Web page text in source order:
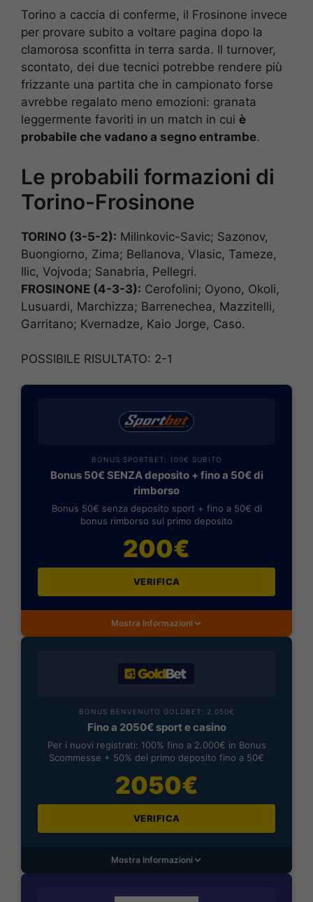
Torino a caccia di conferme, il Frosinone invece
per provare subito a voltare pagina dopo la
clamorosa sconfitta in terra sarda. Il turnover,
scontato, dei due tecnici potrebbe rendere più
frizzante una partita che in campionato forse
avrebbe regalato meno emozioni: granata
leggermente favoriti in un match in cui è
probabile che vadano a segno entrambe.
Le probabili formazioni di
Torino-Frosinone
TORINO (3-5-2): Milinkovic-Savic; Sazonov,
Buongiorno, Zima; Bellanova, Vlasic, Tameze,
Ilic, Vojvoda; Sanabria, Pellegri.
FROSINONE (4-3-3): Cerofolini; Oyono, Okoli,
Lusuardi, Marchizza; Barrenechea, Mazzitelli,
Garritano; Kvernadze, Kaio Jorge, Caso.
POSSIBILE RISULTATO: 2-1
BONUS SPORTBET: 100€ SUBITO
Bonus 50€ SENZA deposito + fino a 50€ di
rimborso
Bonus 50€ senza deposito sport + fino a 50€ di
bonus rimborso sul primo deposito
200€
VERIFICA
Mostra Informazioni
BONUS BENVENUTO GOLDBET: 2.050€
Fino a 2050€ sport e casino
Per i nuovi registrati: 100% fino a 2.000€ in Bonus
Scommesse + 50% del primo deposito fino a 50€
2050€
VERIFICA
Mostra Informazioni